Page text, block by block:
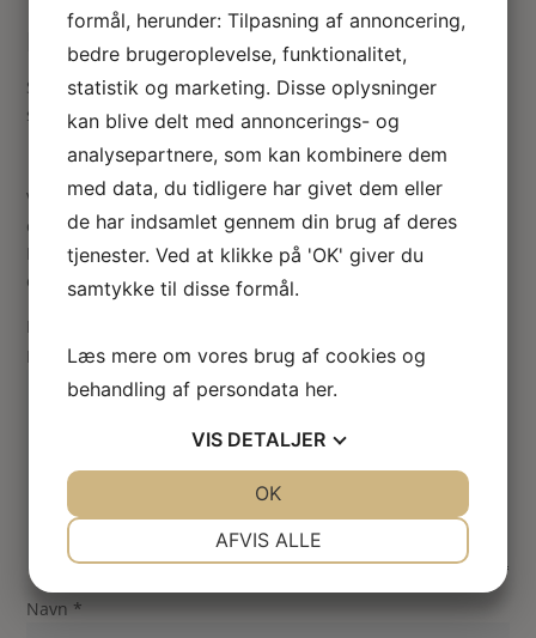
Dukkehus chaiselong fra Victorias tid
Smuk og enkel hvid chaiselong i valnøddetræ. I et design
som kan passe ind i mange forskellige dukkehuse
Vær den første til at anmelde “Victoriansk rokokko
chaiselon”
Din e-mailadresse vil ikke blive publiceret. Krævede felter
er markeret med*
Din vurdering
Din anmeldelse *
Navn*
formål, herunder: Tilpasning af annoncering,
bedre brugeroplevelse, funktionalitet,
statistik og marketing. Disse oplysninger
kan blive delt med annoncerings- og
analysepartnere, som kan kombinere dem
med data, du tidligere har givet dem eller
de har indsamlet gennem din brug af deres
tjenester. Ved at klikke på 'OK' giver du
samtykke til disse formål.
Læs mere om vores brug af cookies og
behandling af persondata her.
VIS DETALJER
AFVIS ALLE
OK